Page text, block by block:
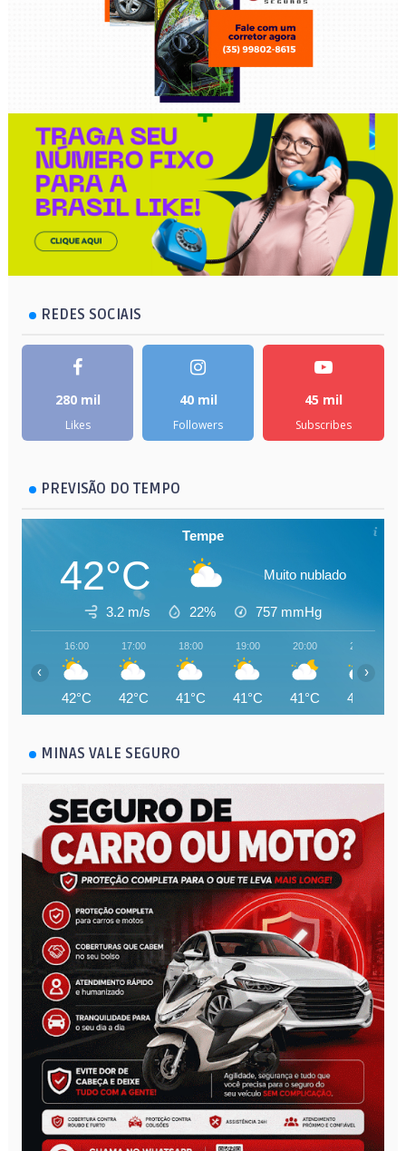
REDES SOCIAIS
280 mil
Likes
40 mil
Followers
45 mil
Subscribes
PREVISÃO DO TEMPO
Tempe
42°C Muito nublado
3.2 m/s 22% 757 mmHg
16:00
42°C
17:00
42°C
18:00
41°C
19:00
41°C
20:00
41°C
21:00
40°C
‹ ›
MINAS VALE SEGURO